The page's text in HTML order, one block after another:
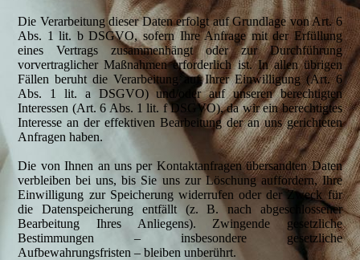
Die Verarbeitung dieser Daten erfolgt auf Grundlage von Art. 6
Abs. 1 lit. b DSGVO, sofern Ihre Anfrage mit der Erfüllung
eines Vertrags zusammenhängt oder zur Durchführung
vorvertraglicher Maßnahmen erforderlich ist. In allen übrigen
Fällen beruht die Verarbeitung auf Ihrer Einwilligung (Art. 6
Abs. 1 lit. a DSGVO) und/oder auf unseren berechtigten
Interessen (Art. 6 Abs. 1 lit. f DSGVO), da wir ein berechtigtes
Interesse an der effektiven Bearbeitung der an uns gerichteten
Anfragen haben.
Die von Ihnen an uns per Kontaktanfragen übersandten Daten
verbleiben bei uns, bis Sie uns zur Löschung auffordern, Ihre
Einwilligung zur Speicherung widerrufen oder der Zweck für
die Datenspeicherung entfällt (z. B. nach abgeschlossener
Bearbeitung Ihres Anliegens). Zwingende gesetzliche
Bestimmungen – insbesondere gesetzliche
Aufbewahrungsfristen – bleiben unberührt.